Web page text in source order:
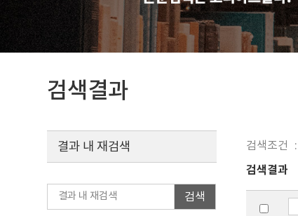
검색결과
검색조건
결과 내 재검색
검색
검색결과